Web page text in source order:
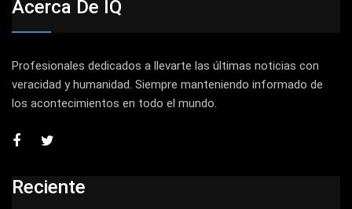
Acerca De IQ
Profesionales dedicados a llevarte las últimas noticias con
veracidad y humanidad. Siempre manteniendo informado de
los acontecimientos en todo el mundo.
Reciente